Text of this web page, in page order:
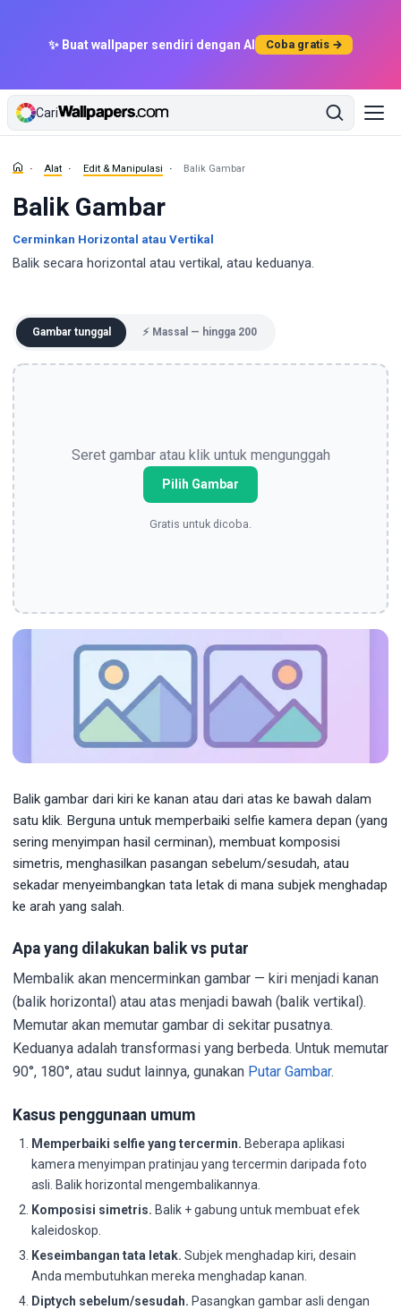
✨ Buat wallpaper sendiri dengan AI Coba gratis →
Cari
Alat Edit & Manipulasi Balik Gambar
Balik Gambar
Cerminkan Horizontal atau Vertikal
Balik secara horizontal atau vertikal, atau keduanya.
Gambar tunggal ⚡ Massal — hingga 200
Seret gambar atau klik untuk mengunggah
Pilih Gambar
Gratis untuk dicoba.
Balik gambar dari kiri ke kanan atau dari atas ke bawah dalam
satu klik. Berguna untuk memperbaiki selfie kamera depan (yang
sering menyimpan hasil cerminan), membuat komposisi
simetris, menghasilkan pasangan sebelum/sesudah, atau
sekadar menyeimbangkan tata letak di mana subjek menghadap
ke arah yang salah.
Apa yang dilakukan balik vs putar
Membalik akan mencerminkan gambar — kiri menjadi kanan
(balik horizontal) atau atas menjadi bawah (balik vertikal).
Memutar akan memutar gambar di sekitar pusatnya.
Keduanya adalah transformasi yang berbeda. Untuk memutar
90°, 180°, atau sudut lainnya, gunakan Putar Gambar.
Kasus penggunaan umum
Memperbaiki selfie yang tercermin. Beberapa aplikasi
kamera menyimpan pratinjau yang tercermin daripada foto
asli. Balik horizontal mengembalikannya.
Komposisi simetris. Balik + gabung untuk membuat efek
kaleidoskop.
Keseimbangan tata letak. Subjek menghadap kiri, desain
Anda membutuhkan mereka menghadap kanan.
Diptych sebelum/sesudah. Pasangkan gambar asli dengan